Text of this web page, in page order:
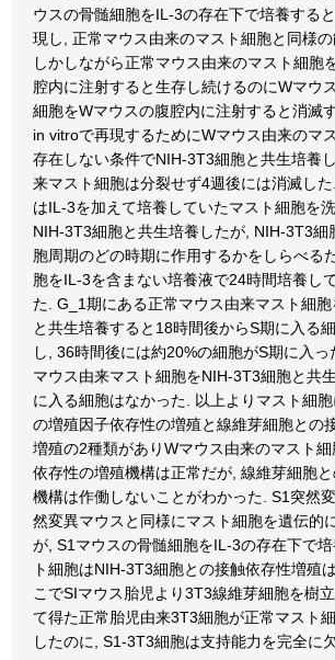
ウスの骨髄細胞をIL-3の存在下で培養する
現し, 正常マウス由来のマスト細胞と同様の
しかしながら正常マウス由来のマスト細胞
腔内に注射すると生存し続けるのにWマウ
細胞をWマウスの腹腔内に注射すると消滅
in vitroで再現するためにWマウス由来のマ
存在しない条件でNIH-3T3細胞と共生培養
来マスト細胞は分裂せず4週後には消滅し
はIL-3を加えて培養していたマスト細胞を
NIH-3T3細胞と共生培養したが, NIH-3T3細
胞周期のどの時期に作用するかをしらべる
胞をIL-3を含まない培養液で24時間培養し
た. G_1期にある正常マウス由来マスト細
と共生培養すると18時間後からS期に入る
し, 36時間後には約20%の細胞がS期に入
マウス由来マスト細胞をNIH-3T3細胞と共
に入る細胞はなかった. 以上よりマスト細
の増殖因子依存性の増殖と線維芽細胞との
増殖の2種類がありWマウス由来のマスト
依存性の増殖機構は正常だが, 線維芽細胞
機構は作働しないことがわかった. S1突然
然変異マウスと同様にマスト細胞を遺伝的
が, S1マウスの骨髄細胞をIL-3の存在下で
ト細胞はNIH-3T3細胞との接触依存性増殖
こでSIマウス胎児より3T3線維芽細胞を樹
て得た正常胎児由来3T3細胞が正常マスト
したのに, S1-3T3細胞は支持能力を完全に